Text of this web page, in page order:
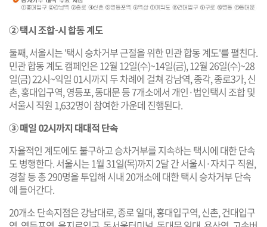
② 택시 조합-시 합동 계도
둘째, 서울시는 '택시 승차거부 근절을 위한 민관 합동 계도'를 펼친다.
민관 합동 계도 캠페인은 12월 12일(수)~14일(금), 12월 26일(수)~28
일(금) 22시~익일 01시까지 두 차례에 걸쳐 강남역, 종각, 종로3가, 신
촌, 홍대입구역, 영등포, 동대문 등 7개소에서 개인·법인택시 조합 및
서울시 직원 1,632명이 참여한 가운데 진행된다.
③ 매일 02시까지 대대적 단속
자율적인 계도에도 불구하고 승차거부를 지속하는 택시에 대한 단속
도 병행한다. 서울시는 1월 31일(목)까지 2달 간 서울시·자치구 직원,
경찰 등 총 290명을 투입해 시내 20개소에 대한 택시 승차거부 단속
에 들어간다.
20개소 단속지점은 강남대로, 종로 일대, 홍대입구역, 신촌, 건대입구